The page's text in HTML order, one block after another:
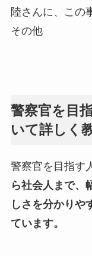
陸さんに、この
その他
警察官を目
いて詳しく
警察官を目指す
ら社会人まで、
しさを分かりや
ています。